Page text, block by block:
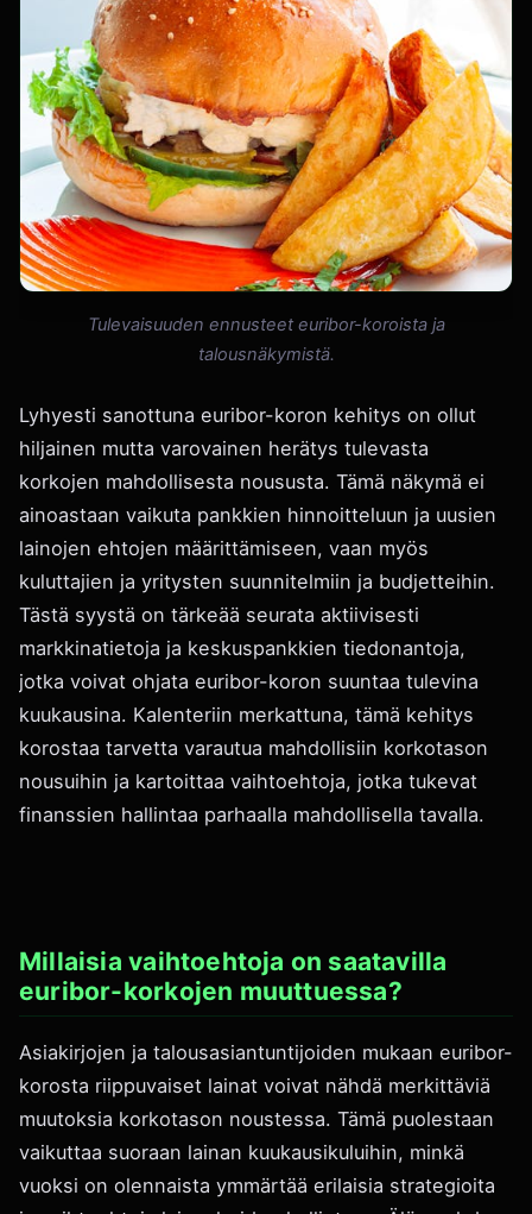
Tulevaisuuden ennusteet euribor-koroista ja
talousnäkymistä.
Lyhyesti sanottuna euribor-koron kehitys on ollut
hiljainen mutta varovainen herätys tulevasta
korkojen mahdollisesta noususta. Tämä näkymä ei
ainoastaan vaikuta pankkien hinnoitteluun ja uusien
lainojen ehtojen määrittämiseen, vaan myös
kuluttajien ja yritysten suunnitelmiin ja budjetteihin.
Tästä syystä on tärkeää seurata aktiivisesti
markkinatietoja ja keskuspankkien tiedonantoja,
jotka voivat ohjata euribor-koron suuntaa tulevina
kuukausina. Kalenteriin merkattuna, tämä kehitys
korostaa tarvetta varautua mahdollisiin korkotason
nousuihin ja kartoittaa vaihtoehtoja, jotka tukevat
finanssien hallintaa parhaalla mahdollisella tavalla.
Millaisia vaihtoehtoja on saatavilla
euribor-korkojen muuttuessa?
Asiakirjojen ja talousasiantuntijoiden mukaan euribor-
korosta riippuvaiset lainat voivat nähdä merkittäviä
muutoksia korkotason noustessa. Tämä puolestaan
vaikuttaa suoraan lainan kuukausikuluihin, minkä
vuoksi on olennaista ymmärtää erilaisia strategioita